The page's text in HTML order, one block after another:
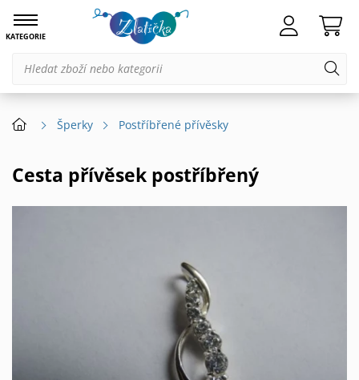
KATEGORIE
Šperky Postříbřené přívěsky
Cesta přívěsek postříbřený